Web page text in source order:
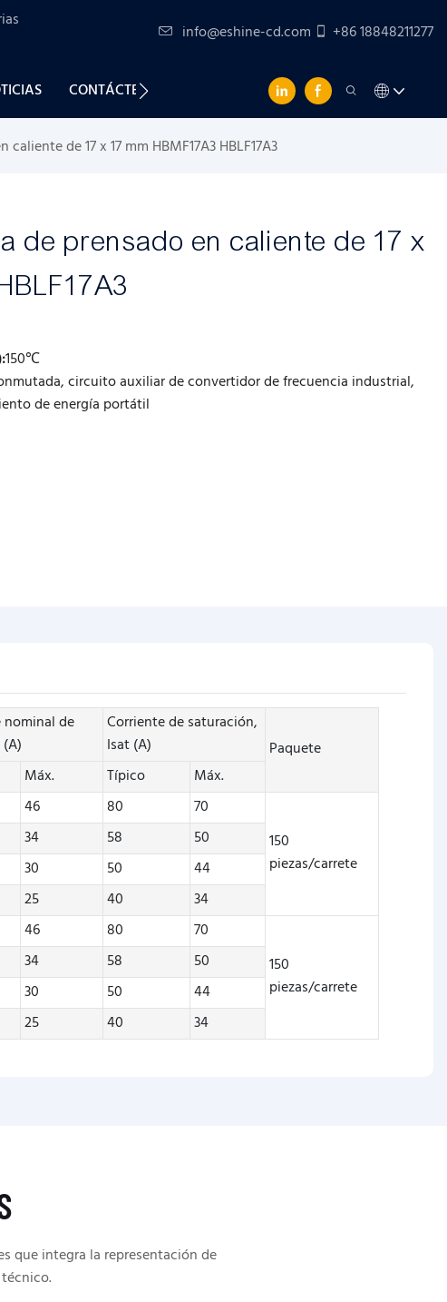
info@eshine-cd.com +86 18848211277
CONTÁCTENOS
de 17 x 17 mm HBMF17A3 HBLF17A3
de prensado en caliente de 17 x
150℃
circuito auxiliar de convertidor de frecuencia industrial,
de energía portátil
de
Corriente de saturación,
Isat (A)
Paquete
Máx. Típico
Máx.
46 80
70
150
piezas/carrete
34 58
50
30 50
44
25 40
34
46 80
70
150
piezas/carrete
34 58
50
30 50
44
25 40 34
que integra la representación de